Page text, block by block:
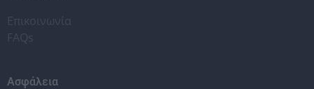
Επικοινωνία
FAQs
Ασφάλεια